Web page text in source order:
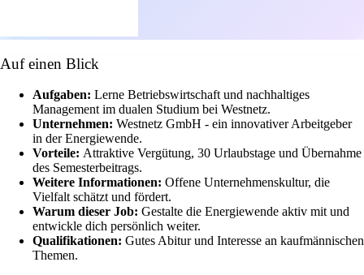
Auf einen Blick
Aufgaben: Lerne Betriebswirtschaft und nachhaltiges
Management im dualen Studium bei Westnetz.
Unternehmen: Westnetz GmbH - ein innovativer Arbeitgeber
in der Energiewende.
Vorteile: Attraktive Vergütung, 30 Urlaubstage und Übernahme
des Semesterbeitrags.
Weitere Informationen: Offene Unternehmenskultur, die
Vielfalt schätzt und fördert.
Warum dieser Job: Gestalte die Energiewende aktiv mit und
entwickle dich persönlich weiter.
Qualifikationen: Gutes Abitur und Interesse an kaufmännischen
Themen.